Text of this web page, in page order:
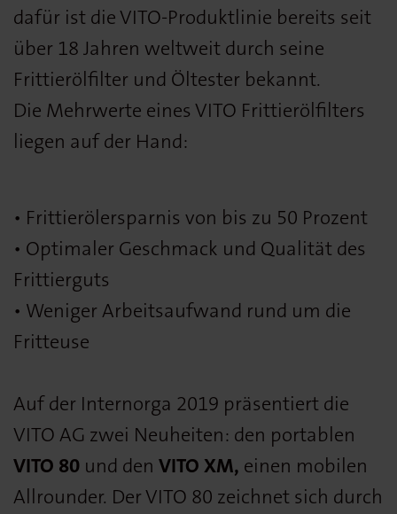
dafür ist die VITO-Produktlinie bereits seit
über 18 Jahren weltweit durch seine
Frittierölfilter und Öltester bekannt.
Die Mehrwerte eines VITO Frittierölfilters
liegen auf der Hand:
• Frittierölersparnis von bis zu 50 Prozent
• Optimaler Geschmack und Qualität des
Frittierguts
• Weniger Arbeitsaufwand rund um die
Fritteuse
Auf der Internorga 2019 präsentiert die
VITO AG zwei Neuheiten: den portablen
VITO 80 und den VITO XM, einen mobilen
Allrounder. Der VITO 80 zeichnet sich durch